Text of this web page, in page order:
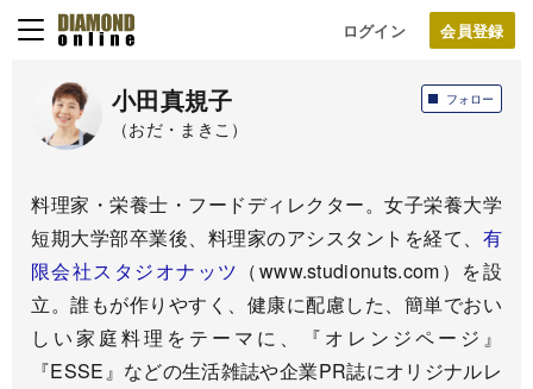
ログイン
フォロー
小田真規子
（おだ・まきこ）
料理家・栄養士・フードディレクター。女子栄養大学
短期大学部卒業後、料理家のアシスタントを経て、 有
限会社スタジオナッツ （www.studionuts.com）を設
立。誰もが作りやすく、健康に配慮した、簡単でおい
しい家庭料理をテーマに、『オレンジページ』
『ESSE』などの生活雑誌や企業PR誌にオリジナルレ